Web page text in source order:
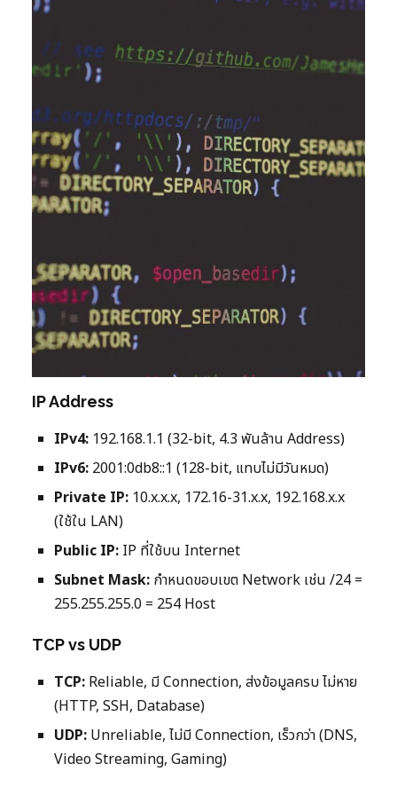
IP Address
IPv4: 192.168.1.1 (32-bit, 4.3 พันล้าน Address)
IPv6: 2001:0db8::1 (128-bit, แทบไม่มีวันหมด)
Private IP: 10.x.x.x, 172.16-31.x.x, 192.168.x.x
(ใช้ใน LAN)
Public IP: IP ที่ใช้บน Internet
Subnet Mask: กำหนดขอบเขต Network เช่น /24 =
255.255.255.0 = 254 Host
TCP vs UDP
TCP: Reliable, มี Connection, ส่งข้อมูลครบ ไม่หาย
(HTTP, SSH, Database)
UDP: Unreliable, ไม่มี Connection, เร็วกว่า (DNS,
Video Streaming, Gaming)